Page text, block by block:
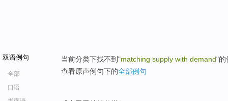
双语例句
全部
口语
当前分类下找不到"matching supply with demand"的
查看原声例句下的全部例句